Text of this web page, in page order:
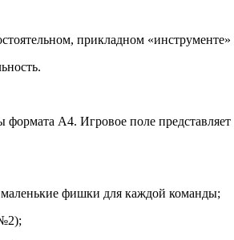
прикладном «инструменте»
А4. Игровое поле
фишки для каждой команды;